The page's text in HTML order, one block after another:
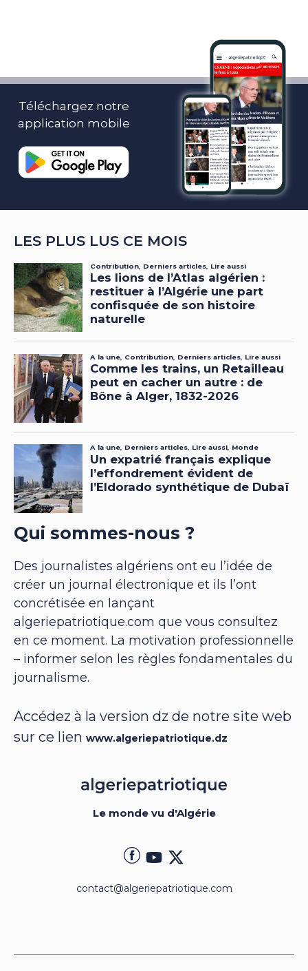
Téléchargez notre
application mobile
LES PLUS LUS CE MOIS
Qui sommes-nous ?
Des journalistes algériens ont eu l’idée de
créer un journal électronique et ils l’ont
concrétisée en lançant
algeriepatriotique.com que vous consultez
en ce moment. La motivation professionnelle
– informer selon les règles fondamentales du
journalisme.
Accédez à la version dz de notre site web
sur ce lien www.algeriepatriotique.dz
Le monde vu d'Algérie
contact@algeriepatriotique.com